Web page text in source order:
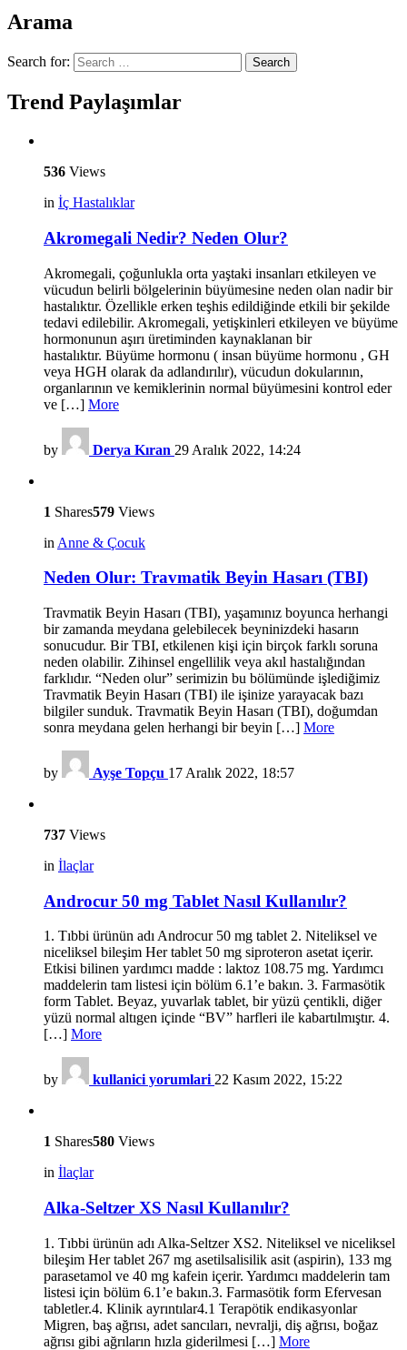
Arama
Search for: Search
Trend Paylaşımlar
536 Views
in İç Hastalıklar
Akromegali Nedir? Neden Olur?
Akromegali, çoğunlukla orta yaştaki insanları etkileyen ve
vücudun belirli bölgelerinin büyümesine neden olan nadir bir
hastalıktır. Özellikle erken teşhis edildiğinde etkili bir şekilde
tedavi edilebilir. Akromegali, yetişkinleri etkileyen ve büyüme
hormonunun aşırı üretiminden kaynaklanan bir
hastalıktır. Büyüme hormonu ( insan büyüme hormonu , GH
veya HGH olarak da adlandırılır), vücudun dokularının,
organlarının ve kemiklerinin normal büyümesini kontrol eder
ve […] More
by Derya Kıran 29 Aralık 2022, 14:24
1 Shares579 Views
in Anne & Çocuk
Neden Olur: Travmatik Beyin Hasarı (TBI)
Travmatik Beyin Hasarı (TBI), yaşamınız boyunca herhangi
bir zamanda meydana gelebilecek beyninizdeki hasarın
sonucudur. Bir TBI, etkilenen kişi için birçok farklı soruna
neden olabilir. Zihinsel engellilik veya akıl hastalığından
farklıdır. “Neden olur” serimizin bu bölümünde işlediğimiz
Travmatik Beyin Hasarı (TBI) ile işinize yarayacak bazı
bilgiler sunduk. Travmatik Beyin Hasarı (TBI), doğumdan
sonra meydana gelen herhangi bir beyin […] More
by Ayşe Topçu 17 Aralık 2022, 18:57
737 Views
in İlaçlar
Androcur 50 mg Tablet Nasıl Kullanılır?
1. Tıbbi ürünün adı Androcur 50 mg tablet 2. Niteliksel ve
niceliksel bileşim Her tablet 50 mg siproteron asetat içerir.
Etkisi bilinen yardımcı madde : laktoz 108.75 mg. Yardımcı
maddelerin tam listesi için bölüm 6.1’e bakın. 3. Farmasötik
form Tablet. Beyaz, yuvarlak tablet, bir yüzü çentikli, diğer
yüzü normal altıgen içinde “BV” harfleri ile kabartılmıştır. 4.
[…] More
by kullanici yorumlari 22 Kasım 2022, 15:22
1 Shares580 Views
in İlaçlar
Alka-Seltzer XS Nasıl Kullanılır?
1. Tıbbi ürünün adı Alka-Seltzer XS2. Niteliksel ve niceliksel
bileşim Her tablet 267 mg asetilsalisilik asit (aspirin), 133 mg
parasetamol ve 40 mg kafein içerir. Yardımcı maddelerin tam
listesi için bölüm 6.1’e bakın.3. Farmasötik form Efervesan
tabletler.4. Klinik ayrıntılar4.1 Terapötik endikasyonlar
Migren, baş ağrısı, adet sancıları, nevralji, diş ağrısı, boğaz
ağrısı gibi ağrıların hızla giderilmesi […] More